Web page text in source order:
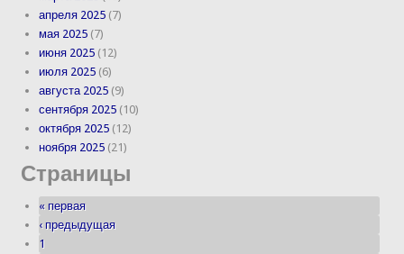
апреля 2025 (7)
мая 2025 (7)
июня 2025 (12)
июля 2025 (6)
августа 2025 (9)
сентября 2025 (10)
октября 2025 (12)
ноября 2025 (21)
Страницы
« первая
‹ предыдущая
1